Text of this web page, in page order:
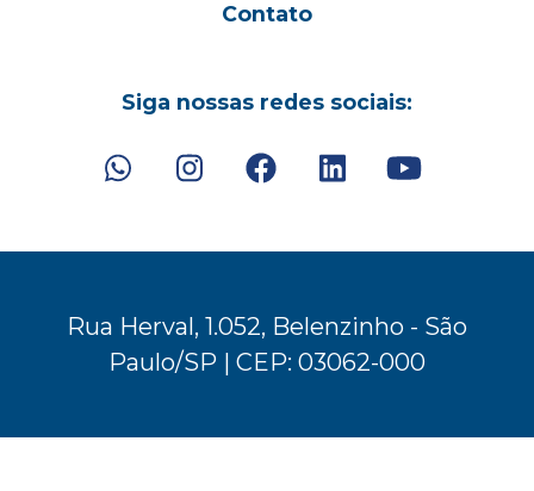
Contato
Siga nossas redes sociais:
Rua Herval, 1.052, Belenzinho - São
Paulo/SP | CEP: 03062-000